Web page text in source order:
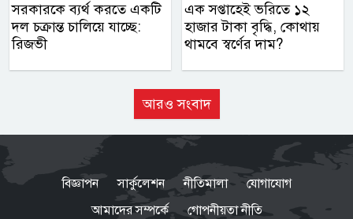
সরকারকে ব্যর্থ করতে একটি
দল চক্রান্ত চালিয়ে যাচ্ছে:
রিজভী
এক সপ্তাহেই ভরিতে ১২
হাজার টাকা বৃদ্ধি, কোথায়
থামবে স্বর্ণের দাম?
আরও সংবাদ
বিজ্ঞাপন সার্কুলেশন নীতিমালা
যোগাযোগ
আমাদের সম্পর্কে
গোপনীয়তা নীতি